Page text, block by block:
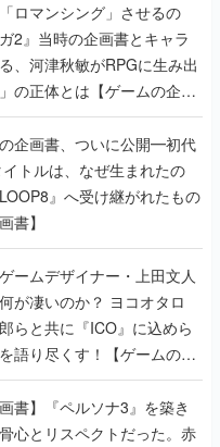
ロマンシング」させるの
2』当時の企画書とキャラ
、河津秋敏がRPGに生み出
の正体とは【ゲームの企画
の企画書、ついに公開━初代
トルは、なぜ生まれたの
』へ受け継がれたもの
書】
ームデザイナー・上田文人
が凄いのか？ ヨコオタロ
らと共に『ICO』に込めら
語り尽くす！【ゲームの企
書】『ペルソナ3』を築き
心とリスペクトだった。赤